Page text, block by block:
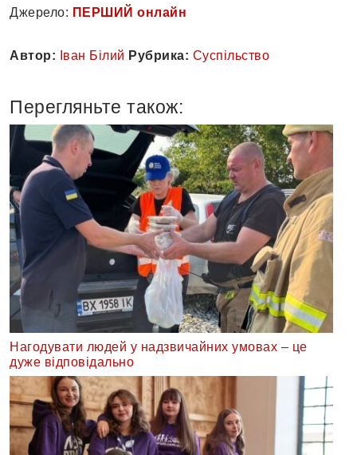
Джерело: ПЕРШИЙ онлайн
Автор: Іван Білий Рубрика: Суспільство
Перегляньте також:
Нагодувати людей у надзвичайних умовах – це
дуже відповідально